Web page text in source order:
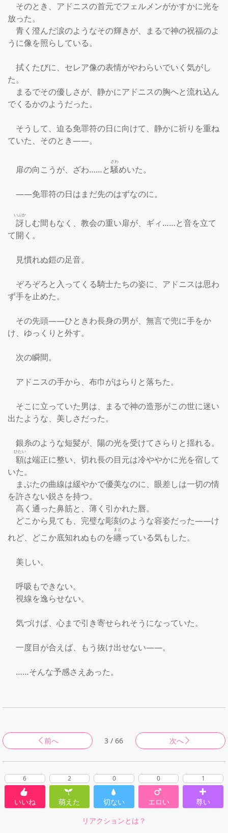
そのとき、アドニスの首元でフェルメンがかすかに光を
放った。
青く澄んだ涙のようなその輝きが、まるで神の祝福のよ
うに像を照らしている。
拭くたびに、セレア像の表情がやわらいでいく気がし
た。
まるでその優しさが、静かにアドニスの胸へと流れ込ん
でくるかのようだった。
そうして、迫る免罪符の日に向けて、静かに祈りを重ね
ていた、そのとき――。
扉の向こうが、ざわ……と騒
ざわ
めいた。
――免罪符の日はまだ先のはずなのに。
訝
いぶか
しむ間もなく、教会の重い扉が、ギィ……と音を立て
て開く。
見慣れぬ鎧の足音。
ぞろぞろと入ってくる騎士たちの姿に、アドニスは思わ
ず手を止めた。
その先頭――ひときわ長身の男が、無言で兜に手をか
け、ゆっくりと外す。
次の瞬間。
アドニスの手から、布巾がはらりと落ちた。
そこに立っていた男は、まるで神の造形がこの世に迷い
出たような、美しさだった。
銀糸のような短髪が、陽の光を受けてさらりと揺れる。
額
ひたい
は端正に整い、切れ長の目元は冷ややかに光を宿して
いた。
まぶたの曲線は緩やかで優美なのに、眼差しは一切の情
を許さない鋭さを持つ。
高く通った鼻筋と、薄く引かれた唇。
どこから見ても、完璧な彫刻のような容姿だった――け
れど、どこか底知れぬものを纏
まと
っている気もした。
美しい。
呼吸もできない。
視線を逸らせない。
気づけば、心まで引き寄せられそうになっていた。
一度目が合えば、もう抜け出せない――。
……そんな予感さえあった。
前へ 3 / 66 次へ
6
いいね
2
萌えた
0
切ない
0
エロい
1
尊い
リアクションとは？